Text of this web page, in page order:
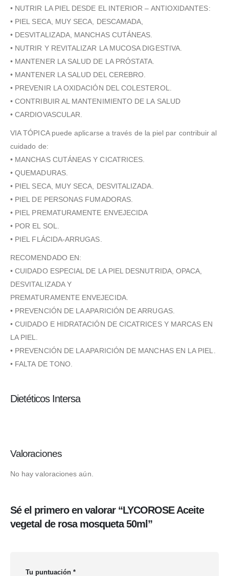
• NUTRIR LA PIEL DESDE EL INTERIOR – ANTIOXIDANTES:
• PIEL SECA, MUY SECA, DESCAMADA,
• DESVITALIZADA, MANCHAS CUTÁNEAS.
• NUTRIR Y REVITALIZAR LA MUCOSA DIGESTIVA.
• MANTENER LA SALUD DE LA PRÓSTATA.
• MANTENER LA SALUD DEL CEREBRO.
• PREVENIR LA OXIDACIÓN DEL COLESTEROL.
• CONTRIBUIR AL MANTENIMIENTO DE LA SALUD
• CARDIOVASCULAR.
VIA TÓPICA puede aplicarse a través de la piel par contribuir al
cuidado de:
• MANCHAS CUTÁNEAS Y CICATRICES.
• QUEMADURAS.
• PIEL SECA, MUY SECA, DESVITALIZADA.
• PIEL DE PERSONAS FUMADORAS.
• PIEL PREMATURAMENTE ENVEJECIDA
• POR EL SOL.
• PIEL FLÁCIDA-ARRUGAS.
RECOMENDADO EN:
• CUIDADO ESPECIAL DE LA PIEL DESNUTRIDA, OPACA,
DESVITALIZADA Y
PREMATURAMENTE ENVEJECIDA.
• PREVENCIÓN DE LA APARICIÓN DE ARRUGAS.
• CUIDADO E HIDRATACIÓN DE CICATRICES Y MARCAS EN
LA PIEL.
• PREVENCIÓN DE LA APARICIÓN DE MANCHAS EN LA PIEL.
• FALTA DE TONO.
Dietéticos Intersa
Valoraciones
No hay valoraciones aún.
Sé el primero en valorar “LYCOROSE Aceite
vegetal de rosa mosqueta 50ml”
Tu puntuación *